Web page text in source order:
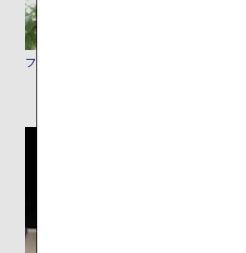
フードツアー